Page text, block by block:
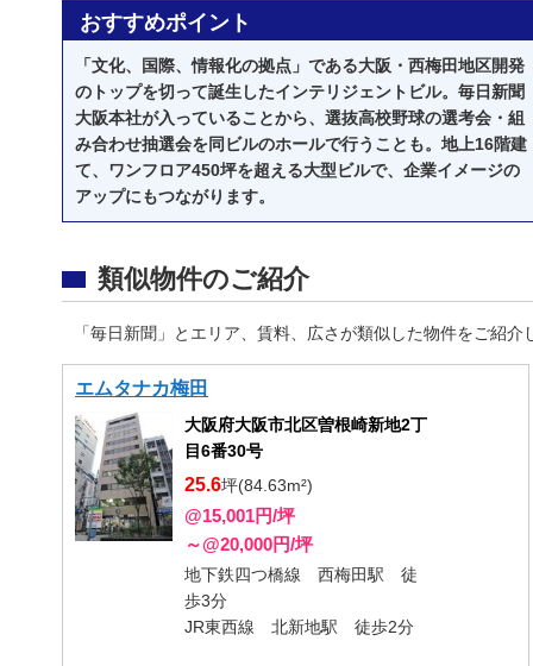
おすすめポイント
「文化、国際、情報化の拠点」である大阪・西梅田地区開発
のトップを切って誕生したインテリジェントビル。毎日新聞
大阪本社が入っていることから、選抜高校野球の選考会・組
み合わせ抽選会を同ビルのホールで行うことも。地上16階建
て、ワンフロア450坪を超える大型ビルで、企業イメージの
アップにもつながります。
類似物件のご紹介
「毎日新聞」とエリア、賃料、広さが類似した物件をご紹介
エムタナカ梅田
大阪府大阪市北区曽根崎新地2丁
目6番30号
25.6坪(84.63m²)
@15,001円/坪
～@20,000円/坪
地下鉄四つ橋線 西梅田駅 徒
歩3分
JR東西線 北新地駅 徒歩2分